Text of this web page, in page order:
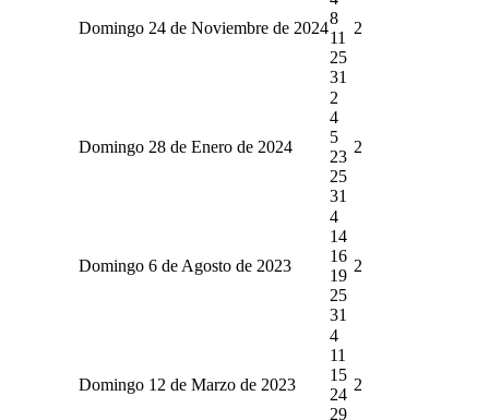
Domingo 24 de Noviembre de 2024
8
11
25
31
2
Domingo 28 de Enero de 2024
2
4
5
23
25
31
2
Domingo 6 de Agosto de 2023
4
14
16
19
25
31
2
Domingo 12 de Marzo de 2023
4
11
15
24
29
2